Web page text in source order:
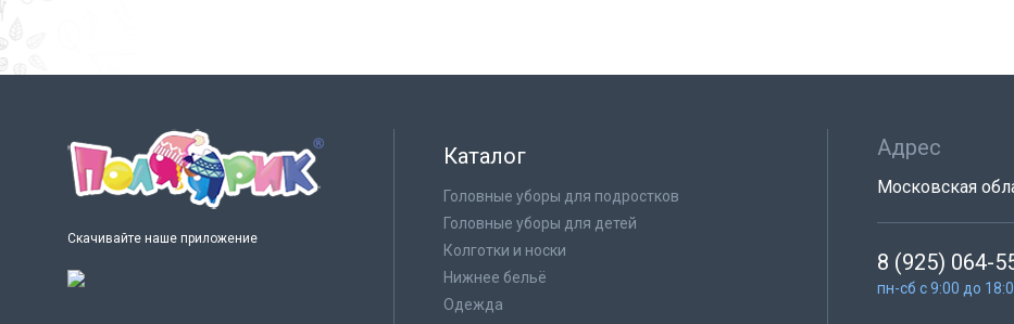
Скачивайте наше приложение
Каталог
Головные уборы для подростков
Головные уборы для детей
Колготки и носки
Нижнее бельё
Одежда
Адрес
Московская
8 (925) 064-
пн-сб с 9:00 до